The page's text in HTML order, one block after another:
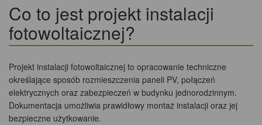
Co to jest projekt instalacji
fotowoltaicznej?
Projekt instalacji fotowoltaicznej to opracowanie techniczne
określające sposób rozmieszczenia paneli PV, połączeń
elektrycznych oraz zabezpieczeń w budynku jednorodzinnym.
Dokumentacja umożliwia prawidłowy montaż instalacji oraz jej
bezpieczne użytkowanie.